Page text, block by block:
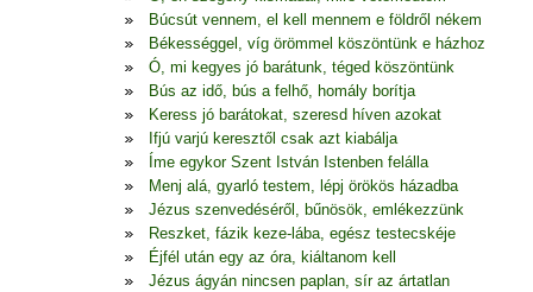
Búcsút vennem, el kell mennem e földről nékem
Békességgel, víg örömmel köszöntünk e házhoz
Ó, mi kegyes jó barátunk, téged köszöntünk
Bús az idő, bús a felhő, homály borítja
Keress jó barátokat, szeresd híven azokat
Ifjú varjú keresztől csak azt kiabálja
Íme egykor Szent István Istenben felálla
Menj alá, gyarló testem, lépj örökös házadba
Jézus szenvedéséről, bűnösök, emlékezzünk
Reszket, fázik keze-lába, egész testecskéje
Éjfél után egy az óra, kiáltanom kell
Jézus ágyán nincsen paplan, sír az ártatlan